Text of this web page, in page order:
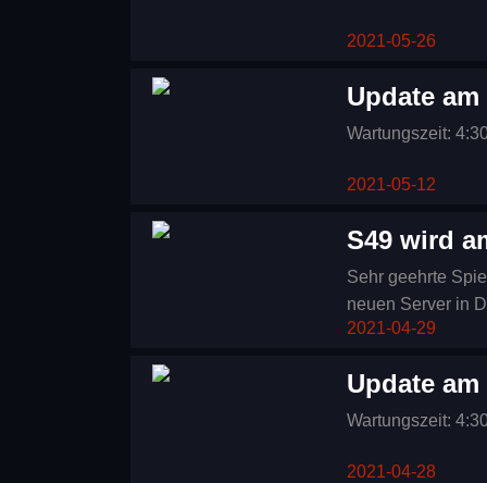
2021-05-26
Update am
Wartungszeit:
2021-05-12
S49 wird
Sehr geehrte Spieler, Wir sind froh Euch mitzuteilen, dass
neuen Server in
Covenas, wird
2021-04-29
Update am
Wartungszeit:
2021-04-28